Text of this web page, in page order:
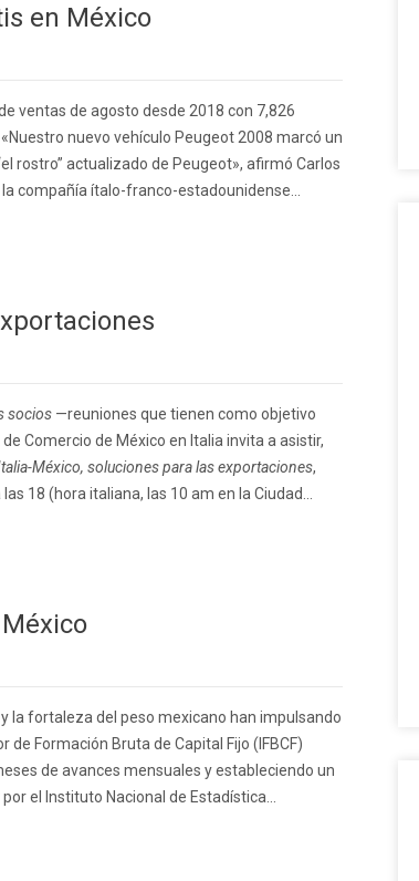
en México
ventas de agosto desde 2018 con 7,826
nuevo vehículo Peugeot 2008 marcó un
rostro” actualizado de Peugeot», afirmó Carlos
compañía ítalo-franco-estadounidense...
socios —reuniones que tienen como objetivo
Comercio de México en Italia invita a asistir,
México, soluciones para las exportaciones,
18 (hora italiana, las 10 am en la Ciudad...
la fortaleza del peso mexicano han impulsando
de Formación Bruta de Capital Fijo (IFBCF)
de avances mensuales y estableciendo un
el Instituto Nacional de Estadística...